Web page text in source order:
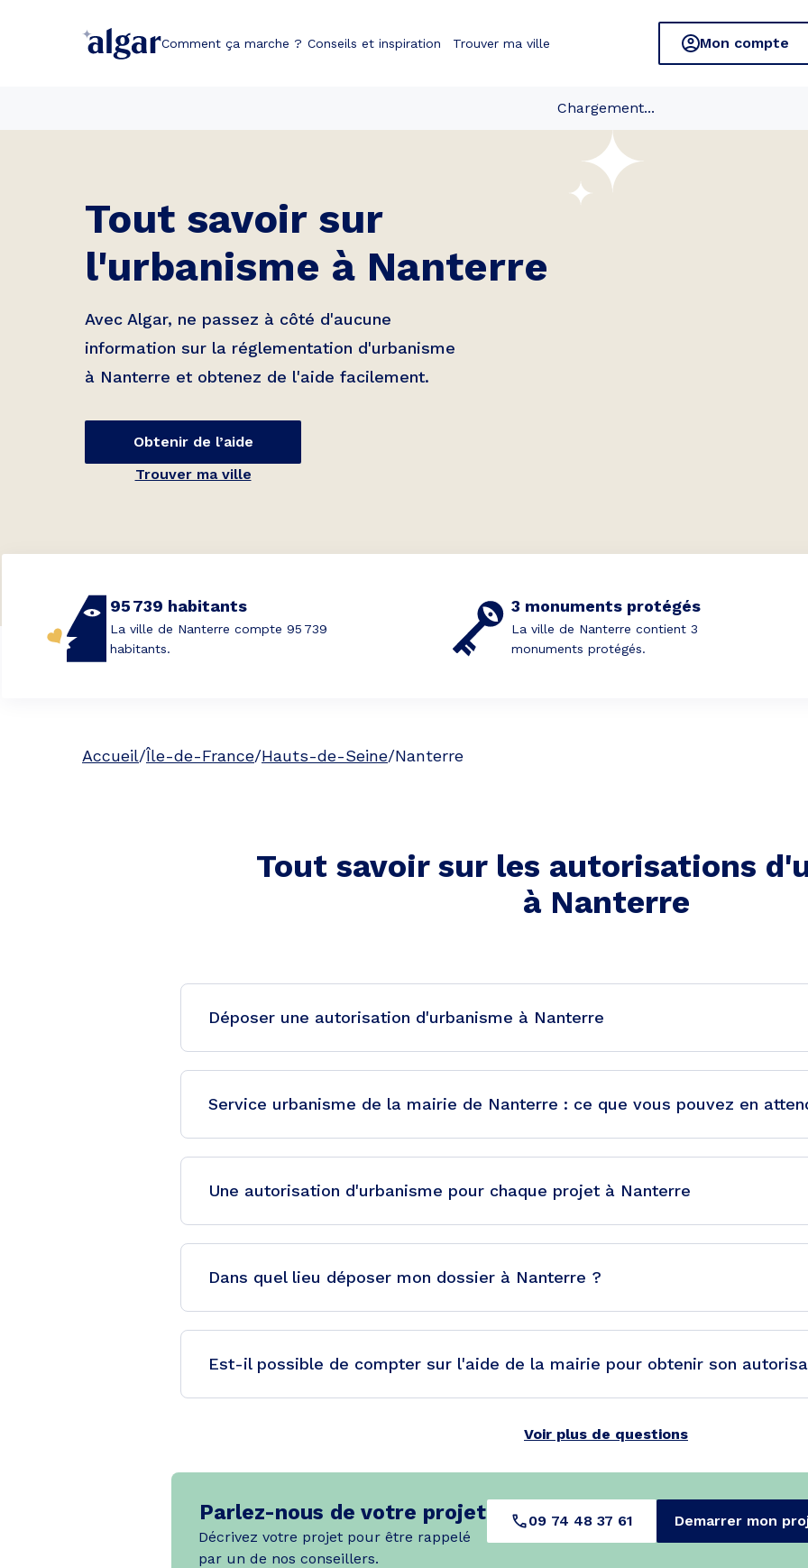
Comment ça marche ? Conseils et inspiration Trouver ma ville Mon compte
Chargement...
Tout savoir sur
l'urbanisme à Nanterre
Avec Algar, ne passez à côté d'aucune
information sur la réglementation d'urbanisme
à Nanterre et obtenez de l'aide facilement.
Obtenir de l’aide
Trouver ma ville
95 739 habitants
La ville de Nanterre compte 95 739
habitants.
3 monuments protégés
La ville de Nanterre contient 3
monuments protégés.
Accueil/Île-de-France/Hauts-de-Seine/Nanterre
Tout savoir sur les autorisations
à Nanterre
Déposer une autorisation d'urbanisme à Nanterre
Service urbanisme de la mairie de Nanterre : ce que vous pouvez en
Une autorisation d'urbanisme pour chaque projet à Nanterre
Dans quel lieu déposer mon dossier à Nanterre ?
Est-il possible de compter sur l'aide de la mairie pour obtenir son
Voir plus de questions
Parlez-nous de votre projet
Décrivez votre projet pour être rappelé
par un de nos conseillers.
09 74 48 37 61 Demarrer mon